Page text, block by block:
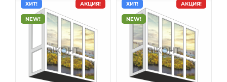
АКЦИЯ!
ХИТ!
NEW!
АКЦИЯ!
ХИТ!
NEW!